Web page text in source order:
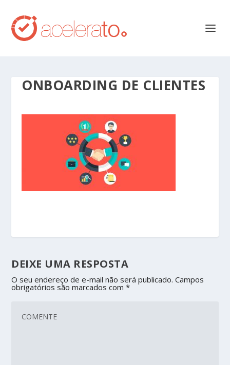
ONBOARDING DE CLIENTES
DEIXE UMA RESPOSTA
O seu endereço de e-mail não será publicado. Campos
obrigatórios são marcados com*